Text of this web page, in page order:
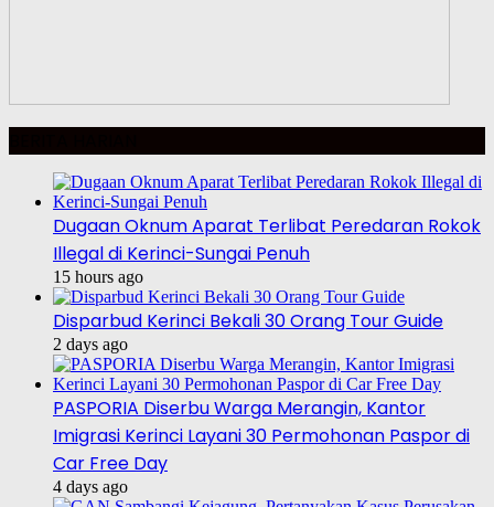
Dugaan Oknum Aparat Terlibat Peredaran Rokok
Illegal di Kerinci-Sungai Penuh
15 hours ago
Disparbud Kerinci Bekali 30 Orang Tour Guide
2 days ago
PASPORIA Diserbu Warga Merangin, Kantor
Imigrasi Kerinci Layani 30 Permohonan Paspor di
Car Free Day
4 days ago